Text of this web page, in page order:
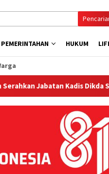
PEMERINTAHAN HUKUM
Kadis Dikda Sulut ke